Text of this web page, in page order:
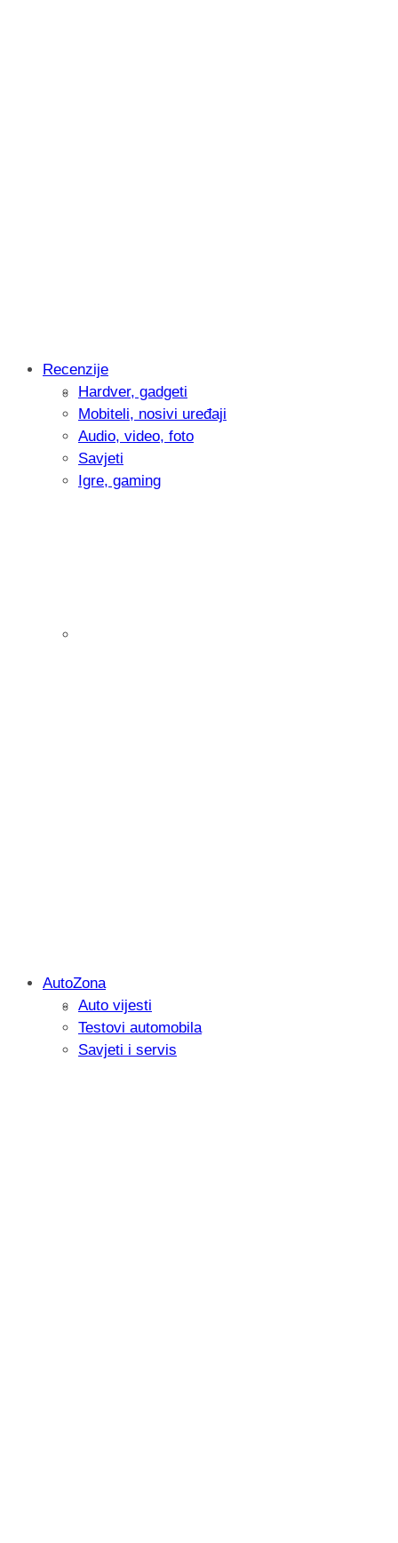
Intervju: Goran Jović, fotograf -
Recenzije
Hardver, gadgeti
Mobiteli, nosivi uređaji
Audio, video, foto
Savjeti
Igre, gaming
Savjetujemo: Što učiniti kada vaš
AutoZona
Auto vijesti
Testovi automobila
Savjeti i servis